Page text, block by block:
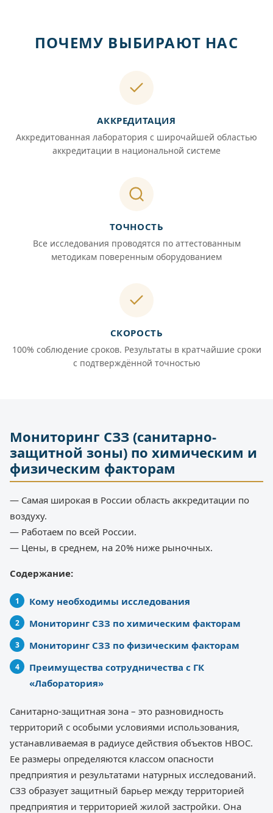
ПОЧЕМУ ВЫБИРАЮТ НАС
АККРЕДИТАЦИЯ
Аккредитованная лаборатория с широчайшей областью
аккредитации в национальной системе
ТОЧНОСТЬ
Все исследования проводятся по аттестованным
методикам поверенным оборудованием
СКОРОСТЬ
100% соблюдение сроков. Результаты в кратчайшие сроки
с подтверждённой точностью
Мониторинг СЗЗ (санитарно-
защитной зоны) по химическим и
физическим факторам
— Самая широкая в России область аккредитации по
воздуху.
— Работаем по всей России.
— Цены, в среднем, на 20% ниже рыночных.
Содержание:
Кому необходимы исследования
Мониторинг СЗЗ по химическим факторам
Мониторинг СЗЗ по физическим факторам
Преимущества сотрудничества с ГК
«Лаборатория»
Санитарно-защитная зона – это разновидность
территорий с особыми условиями использования,
устанавливаемая в радиусе действия объектов НВОС.
Ее размеры определяются классом опасности
предприятия и результатами натурных исследований.
СЗЗ образует защитный барьер между территорией
предприятия и территорией жилой застройки. Она